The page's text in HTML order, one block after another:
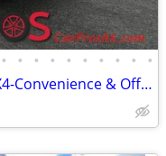
• • • • • • • • • •
2012 Ford F-150 XLT-SuperCab-4X4-Convenience & Off Road & Plus Pkg